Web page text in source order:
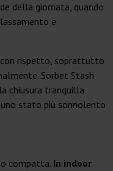
della giornata, quando
e
rispetto, soprattutto
Sorbet Stash
chiusura tranquilla
stato più sonnolento
compatta. In indoor